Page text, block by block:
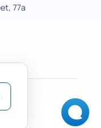
77a